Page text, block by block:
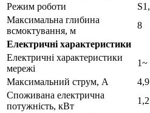
Режим роботи
Максимальна глибина
всмоктування, м
8
Електричні характеристики
Електричні характеристики
мережі
1~
Максимальний струм, А
4,9
Споживана електрична
потужність, кВт
1,2